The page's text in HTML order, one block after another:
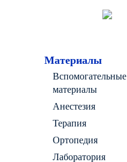
Материалы
Вспомогательные
материалы
Анестезия
Терапия
Ортопедия
Лаборатория